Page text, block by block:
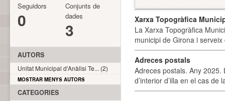
Xarxa Topogràfica
La Xarxa Topogràfica
municipi de Girona i
Adreces postals
Adreces postals. Any 2025.
d’interior d’illa en el cas
Seguidors
0
Conjunts de
dades
3
AUTORS
Unitat Municipal d'Anàlisi Te... (2)
MOSTRAR MENYS AUTORS
CATEGORIES